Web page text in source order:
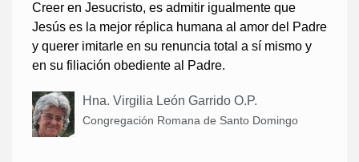
Creer en Jesucristo, es admitir igualmente que
Jesús es la mejor réplica humana al amor del Padre
y querer imitarle en su renuncia total a sí mismo y
en su filiación obediente al Padre.
Hna. Virgilia León Garrido O.P.
Congregación Romana de Santo Domingo